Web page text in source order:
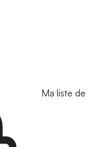
Ma liste de